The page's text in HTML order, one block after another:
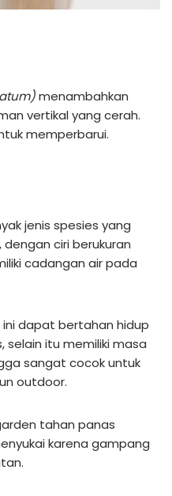
menambahkan
vertikal yang cerah.
memperbarui.
jenis spesies yang
ciri berukuran
cadangan air pada
dapat bertahan hidup
selain itu memiliki masa
sangat cocok untuk
outdoor.
tahan panas
karena gampang